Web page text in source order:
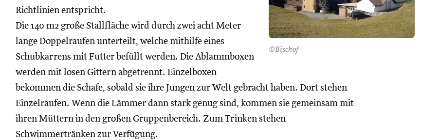
©Bischof
Richtlinien entspricht.
Die 140 m2 große Stallfläche wird durch zwei acht Meter
lange Doppelraufen unterteilt, welche mithilfe eines
Schubkarrens mit Futter befüllt werden. Die Ablammboxen
werden mit losen Gittern abgetrennt. Einzelboxen
bekommen die Schafe, sobald sie ihre Jungen zur Welt gebracht haben. Dort stehen
Einzelraufen. Wenn die Lämmer dann stark genug sind, kommen sie gemeinsam mit
ihren Müttern in den großen Gruppenbereich. Zum Trinken stehen
Schwimmertränken zur Verfügung.